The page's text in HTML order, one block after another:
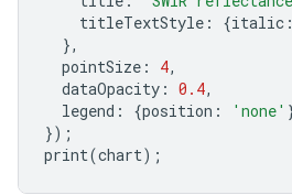
titleTextStyle : {italic :
},
pointSize : 4,
dataOpacity : 0.4,
legend : {position : 'none'
});
print(chart);